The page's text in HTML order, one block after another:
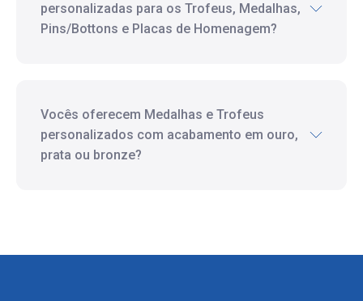
personalizadas para os Trofeus, Medalhas,
Pins/Bottons e Placas de Homenagem?
Vocês oferecem Medalhas e Trofeus
personalizados com acabamento em ouro,
prata ou bronze?